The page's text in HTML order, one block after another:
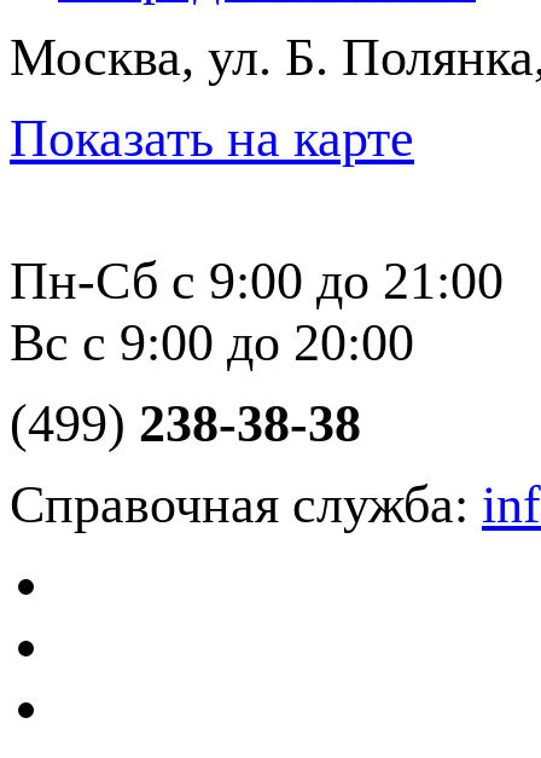
Москва, ул. Б.
Показать на карте
Пн-Сб с 9:00 до 21:00
Вс с 9:00 до 20:00
(499) 238-38-38
Справочная служба: